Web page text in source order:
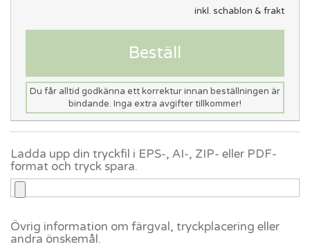
inkl. schablon & frakt
Beställ
Du får alltid godkänna ett korrektur innan beställningen är
bindande. Inga extra avgifter tillkommer!
Ladda upp din tryckfil i EPS-, AI-, ZIP- eller PDF-
format och tryck spara.
Övrig information om färgval, tryckplacering eller
andra önskemål.